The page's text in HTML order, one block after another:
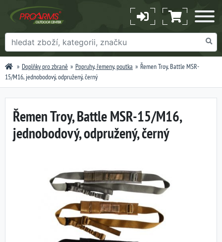
Doplňky pro zbraně Popruhy, řemeny, poutka
Řemen Troy, Battle MSR-
15/M16, jednobodový, odpružený, černý
Řemen Troy, Battle MSR-15/M16,
jednobodový, odpružený, černý